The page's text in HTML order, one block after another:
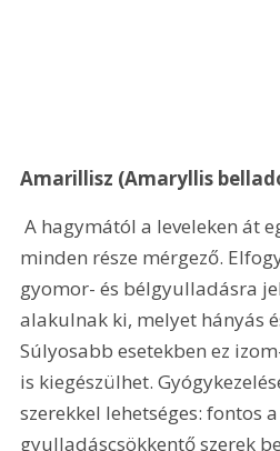
Amarillisz (Amaryllis
A hagymától a leveleken át egészen a virágokig
minden része mérgező.
gyomor- és bélgyulladásra
alakulnak ki, melyet hányás
Súlyosabb esetekben ez
is kiegészülhet.
szerekkel lehetséges: fontos
gyulladáscsökkentő szerek